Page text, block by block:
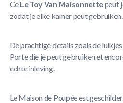
CeLe Toy Van Maisonnettepeut
zodat je elke kamer peut
De prachtige details zoals de
Porte die je peut gebruiken et
echte inleving.
Le Maison de Poupée est